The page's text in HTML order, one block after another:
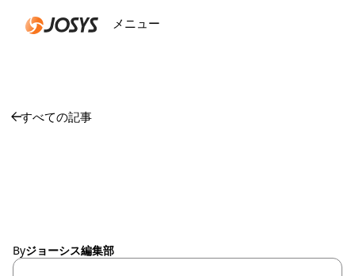
メニュー
すべての記事
Byジョーシス編集部